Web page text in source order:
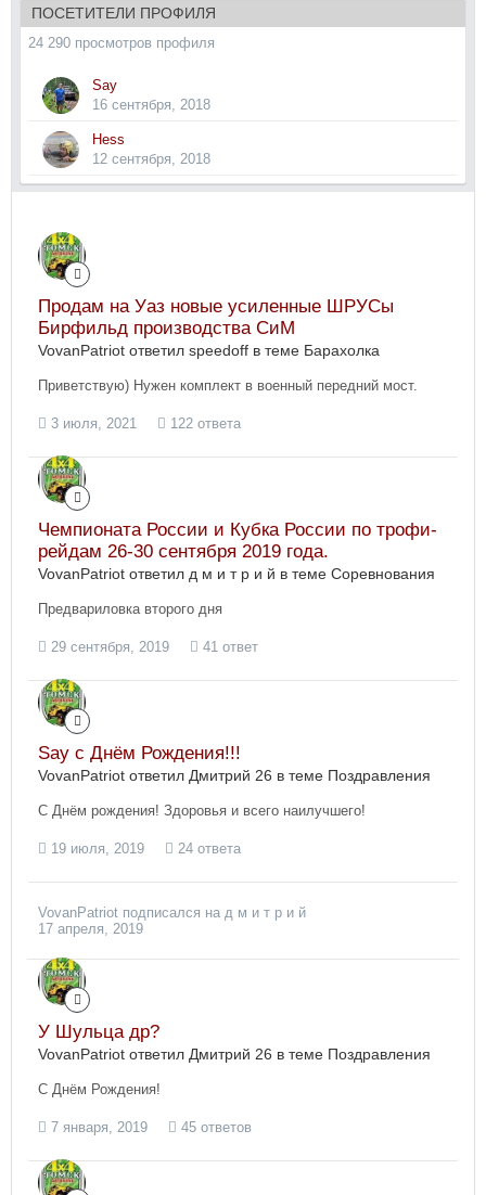
ПОСЕТИТЕЛИ ПРОФИЛЯ
24 290 просмотров профиля
Say
16 сентября, 2018
Hess
12 сентября, 2018
Продам на Уаз новые усиленные ШРУСы
Бирфильд производства СиМ
VovanPatriot ответил speedoff в теме Барахолка
Приветствую) Нужен комплект в военный передний мост.
3 июля, 2021 122 ответа
Чемпионата России и Кубка России по трофи-
рейдам 26-30 сентября 2019 года.
VovanPatriot ответил д м и т р и й в теме Соревнования
Предвариловка второго дня
29 сентября, 2019 41 ответ
Say с Днём Рождения!!!
VovanPatriot ответил Дмитрий 26 в теме Поздравления
С Днём рождения! Здоровья и всего наилучшего!
19 июля, 2019 24 ответа
VovanPatriot подписался на д м и т р и й
17 апреля, 2019
У Шульца др?
VovanPatriot ответил Дмитрий 26 в теме Поздравления
С Днём Рождения!
7 января, 2019 45 ответов